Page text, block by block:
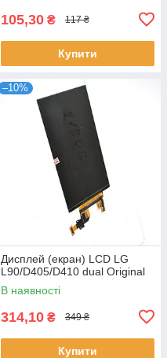
105,30 ₴ 117 ₴
Купити
–10%
Дисплей (екран) LCD LG
L90/D405/D410 dual Original
В наявності
314,10 ₴ 349 ₴
Купити